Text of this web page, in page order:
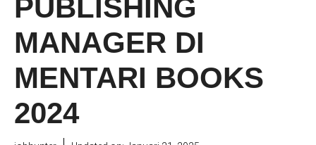
PUBLISHING
MANAGER DI
MENTARI BOOKS
2024